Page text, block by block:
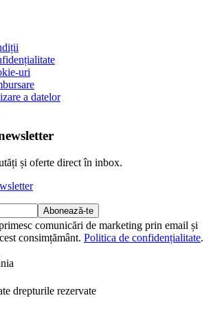
uri
a datelor
și oferte direct în inbox.
Abonează-te
comunicări de marketing prin email și
consimțământ. Politica de confidențialitate.
drepturile rezervate